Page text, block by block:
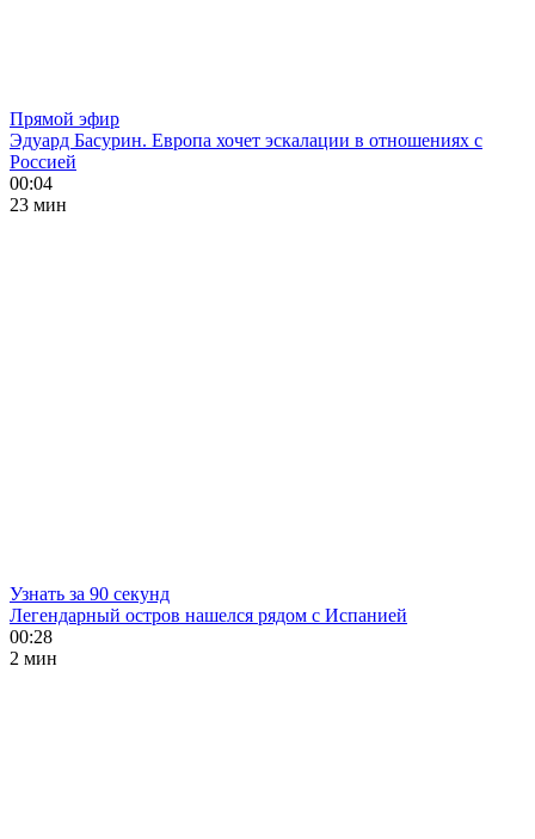
Прямой эфир
Эдуард Басурин. Европа хочет эскалации в отношениях с
Россией
00:04
23 мин
Узнать за 90 секунд
Легендарный остров нашелся рядом с Испанией
00:28
2 мин